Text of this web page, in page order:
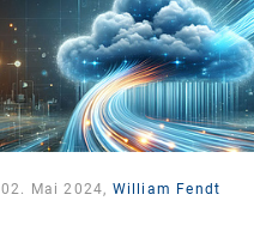
02. Mai 2024, William Fendt